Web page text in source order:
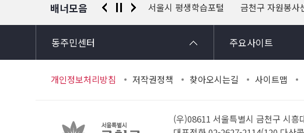
배너모음
경찰청 유실물 통합포털 서울시 평생학습포털 금천구 자원봉사
동주민센터 주요사이트
개인정보처리방침 저작권정책 찾아오시는길 사이트맵
(우)08611 서울특별시 금천구 시흥